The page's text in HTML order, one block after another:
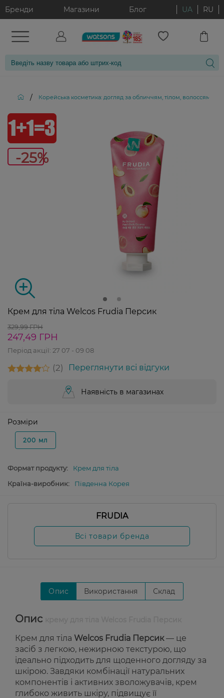
Бренди Магазини Блог UA RU
/ Корейська косметика: догляд за обличчям, тілом, волоссям і
-25%
Крем для тіла Welcos Frudia Персик
329,99 ГРН
247,49 ГРН
Період акції: 27 07 - 09 08
2 Переглянути всі відгуки
Наявність в магазинах
Розміри
200 мл
Формат продукту:
Крем для тіла
Країна-виробник:
Південна Корея
FRUDIA
Всі товари бренда
Опис Використання Склад
Опис
Крем для тіла Welcos Frudia Персик— це
засіб з легкою, нежирною текстурою, що
ідеально підходить для щоденного догляду за
шкірою. Завдяки комбінації натуральних
компонентів і активних зволожувачів, крем
глибоко живить шкіру, підвищує її